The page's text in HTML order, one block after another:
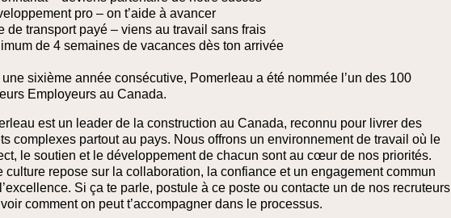
pro – on t’aide à avancer
de transport payé – viens au travail sans frais
de 4 semaines de vacances dès ton arrivée
une sixième année consécutive, Pomerleau a été nommée l’un des 100
Employeurs au Canada.
est un leader de la construction au Canada, reconnu pour livrer des
complexes partout au pays. Nous offrons un environnement de travail où le
le soutien et le développement de chacun sont au cœur de nos priorités.
culture repose sur la collaboration, la confiance et un engagement commun
Si ça te parle, postule à ce poste ou contacte un de nos recruteurs
comment on peut t’accompagner dans le processus.